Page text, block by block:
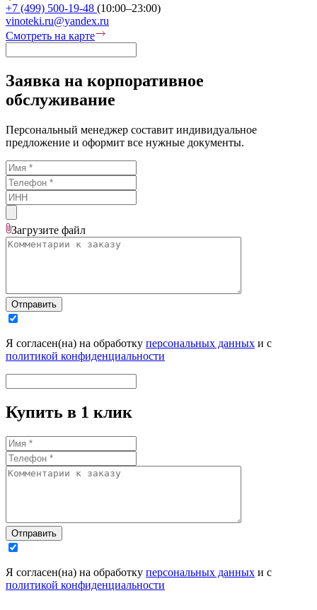
+7 (499) 500-19-48 (10:00–23:00)
vinoteki.ru@yandex.ru
Смотреть на карте
Заявка на корпоративное
обслуживание
Персональный менеджер составит индивидуальное
предложение и оформит все нужные документы.
Загрузите файл
Отправить
Я согласен(на) на обработку персональных данных и с
политикой конфиденциальности
Купить в 1 клик
Отправить
Я согласен(на) на обработку персональных данных и с
политикой конфиденциальности